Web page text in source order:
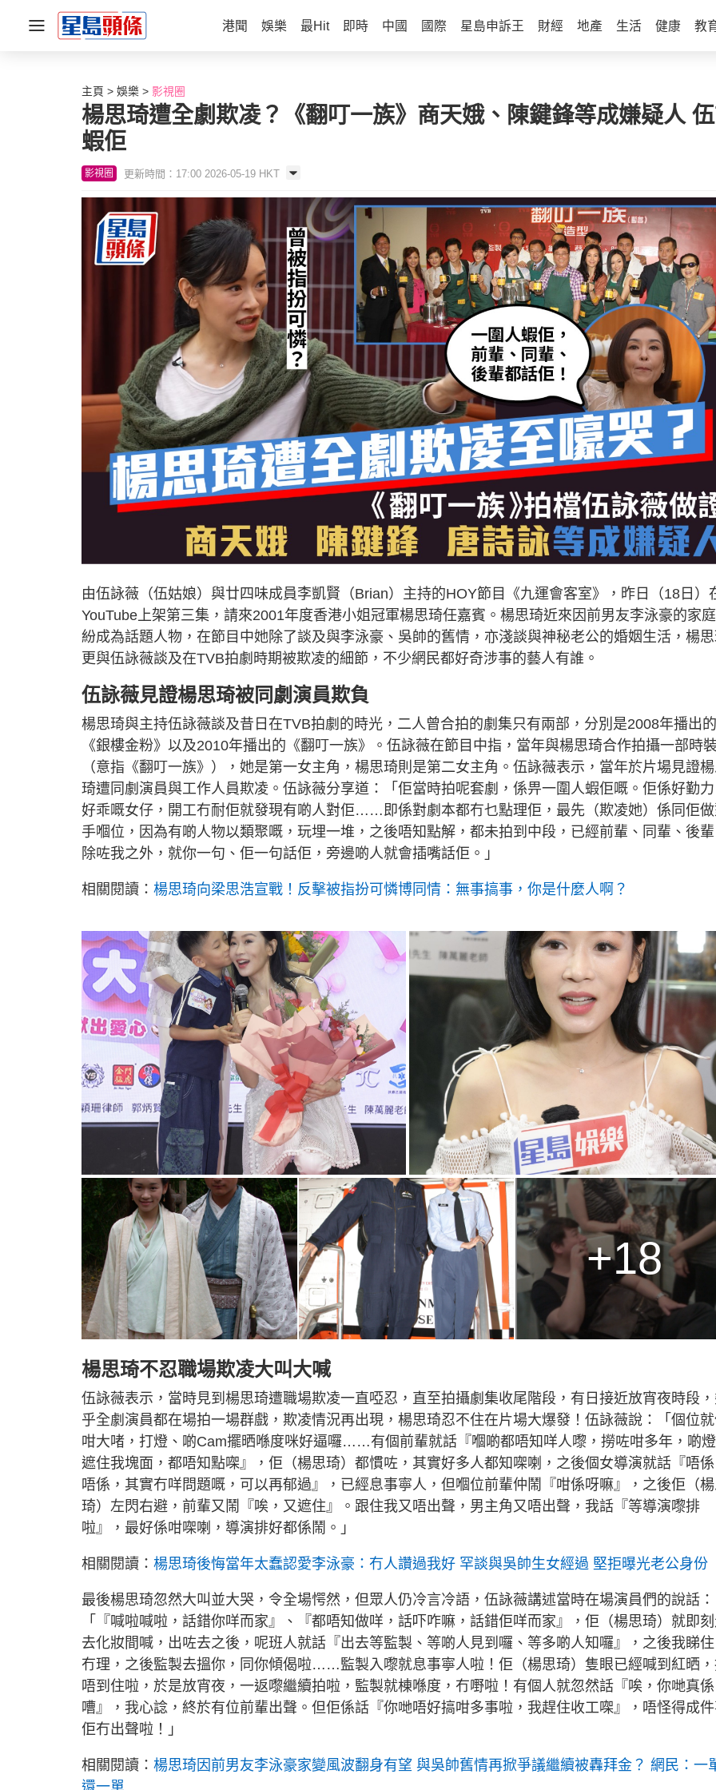
港聞 娛樂 最Hit 即時 中國 國際 星島申訴王 財經 地產 生活 健康 教
主頁 娛樂 影視圈
楊思琦遭全劇欺凌？《翻叮一族》商天娥、陳鍵鋒等成嫌疑人
蝦佢
影視圈 更新時間：17:00 2026-05-19 HKT
由伍詠薇（伍姑娘）與廿四味成員李凱賢（Brian）主持的HOY節目《九運會客室》，昨日（18日）
YouTube上架第三集，請來2001年度香港小姐冠軍楊思琦任嘉賓。楊思琦近來因前男友李泳豪的家
紛成為話題人物，在節目中她除了談及與李泳豪、吳帥的舊情，亦淺談與神秘老公的婚姻生活，楊
更與伍詠薇談及在TVB拍劇時期被欺凌的細節，不少網民都好奇涉事的藝人有誰。
伍詠薇見證楊思琦被同劇演員欺負
楊思琦與主持伍詠薇談及昔日在TVB拍劇的時光，二人曾合拍的劇集只有兩部，分別是2008年播出的
《銀樓金粉》以及2010年播出的《翻叮一族》。伍詠薇在節目中指，當年與楊思琦合作拍攝一部時
（意指《翻叮一族》），她是第一女主角，楊思琦則是第二女主角。伍詠薇表示，當年於片場見證
琦遭同劇演員與工作人員欺凌。伍詠薇分享道：「佢當時拍呢套劇，係畀一圍人蝦佢嘅。佢係好勤
好乖嘅女仔，開工冇耐佢就發現有啲人對佢……即係對劇本都冇乜點理佢，最先（欺凌她）係同佢
手嗰位，因為有啲人物以類聚嘅，玩埋一堆，之後唔知點解，都未拍到中段，已經前輩、同輩、後
除咗我之外，就你一句、佢一句話佢，旁邊啲人就會插嘴話佢。」
相關閱讀： 楊思琦向梁思浩宣戰！反擊被指扮可憐博同情：無事搞事，你是什麼人啊？
+18
楊思琦不忍職場欺凌大叫大喊
伍詠薇表示，當時見到楊思琦遭職場欺凌一直啞忍，直至拍攝劇集收尾階段，有日接近放宵夜時段
乎全劇演員都在場拍一場群戲，欺凌情況再出現，楊思琦忍不住在片場大爆發！伍詠薇說：「個位
咁大啫，打燈、啲Cam擺晒喺度咪好逼囉……有個前輩就話『嗰啲都唔知咩人嚟，撈咗咁多年，啲
遮住我塊面，都唔知點㗎』，佢（楊思琦）都慣咗，其實好多人都知㗎喇，之後個女導演就話『唔
唔係，其實冇咩問題嘅，可以再郁過』，已經息事寧人，但嗰位前輩仲鬧『咁係呀嘛』，之後佢（
琦）左閃右避，前輩又鬧『唉，又遮住』。跟住我又唔出聲，男主角又唔出聲，我話『等導演嚟排
啦』，最好係咁㗎喇，導演排好都係鬧。」
相關閱讀： 楊思琦後悔當年太蠢認愛李泳豪：冇人讚過我好 罕談與吳帥生女經過 堅拒曝光老公身份
最後楊思琦忽然大叫並大哭，令全場愕然，但眾人仍冷言冷語，伍詠薇講述當時在場演員們的說話：
「『喊啦喊啦，話錯你咩而家』、『都唔知做咩，話吓咋嘛，話錯佢咩而家』，佢（楊思琦）就即
去化妝間喊，出咗去之後，呢班人就話『出去等監製、等啲人見到囉、等多啲人知囉』，之後我睇
冇理，之後監製去搵你，同你傾偈啦……監製入嚟就息事寧人啦！佢（楊思琦）隻眼已經喊到紅晒
唔到住啦，於是放宵夜，一返嚟繼續拍啦，監製就棟喺度，冇嘢啦！有個人就忽然話『唉，你哋真係
嘈』，我心諗，終於有位前輩出聲。但佢係話『你哋唔好搞咁多事啦，我趕住收工㗎』，唔怪得成
佢冇出聲啦！」
相關閱讀： 楊思琦因前男友李泳豪家變風波翻身有望 與吳帥舊情再掀爭議繼續被轟拜金？ 網民：一
還一單